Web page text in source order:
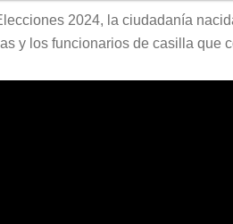
2024, la ciudadanía
y los funcionarios de casilla que